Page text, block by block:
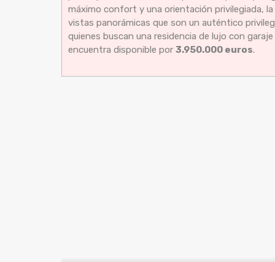
máximo confort y una orientación privilegiada,
vistas panorámicas que son un auténtico
quienes buscan una residencia de lujo con
encuentra disponible por 3.950.000 euros.